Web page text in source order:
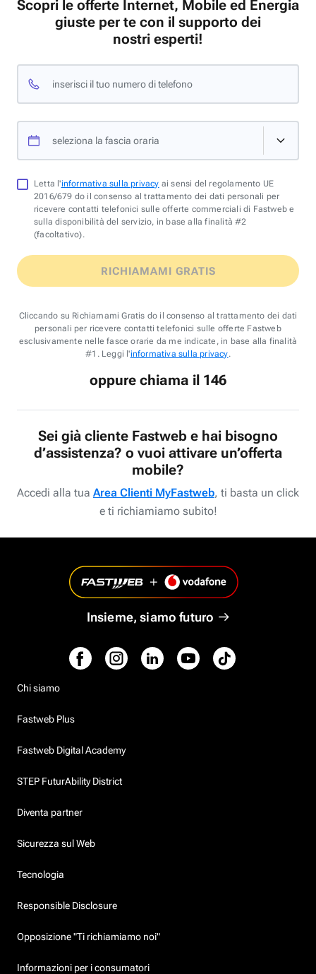
Scopri le offerte Internet, Mobile ed Energia
giuste per te con il supporto dei
nostri esperti!
inserisci il tuo numero di telefono
seleziona la fascia oraria
Letta l'informativa sulla privacy ai sensi del regolamento UE
2016/679 do il consenso al trattamento dei dati personali per
ricevere contatti telefonici sulle offerte commerciali di Fastweb e
sulla disponibilità del servizio, in base alla finalità #2
(facoltativo).
RICHIAMAMI GRATIS
Cliccando su Richiamami Gratis do il consenso al trattamento dei dati
personali per ricevere contatti telefonici sulle offerte Fastweb
esclusivamente nelle fasce orarie da me indicate, in base alla finalità
#1. Leggi l'informativa sulla privacy.
oppure chiama il 146
Sei già cliente Fastweb e hai bisogno
d’assistenza? o vuoi attivare un’offerta
mobile?
Accedi alla tua Area Clienti MyFastweb, ti basta un click
e ti richiamiamo subito!
Insieme, siamo futuro
Chi siamo
Fastweb Plus
Fastweb Digital Academy
STEP FuturAbility District
Diventa partner
Sicurezza sul Web
Tecnologia
Responsible Disclosure
Opposizione "Ti richiamiamo noi"
Informazioni per i consumatori